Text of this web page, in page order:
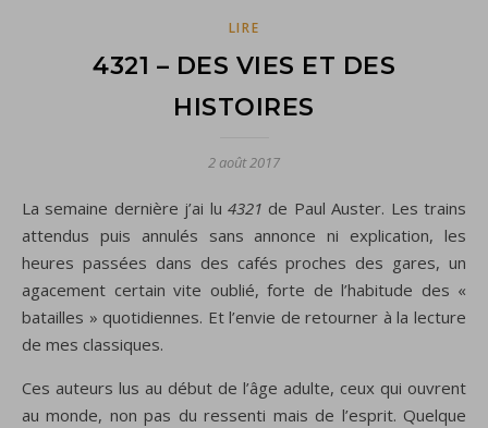
LIRE
4321 – DES VIES ET DES
HISTOIRES
2 août 2017
La semaine dernière j’ai lu 4321 de Paul Auster. Les trains
attendus puis annulés sans annonce ni explication, les
heures passées dans des cafés proches des gares, un
agacement certain vite oublié, forte de l’habitude des «
batailles » quotidiennes. Et l’envie de retourner à la lecture
de mes classiques.
Ces auteurs lus au début de l’âge adulte, ceux qui ouvrent
au monde, non pas du ressenti mais de l’esprit. Quelque